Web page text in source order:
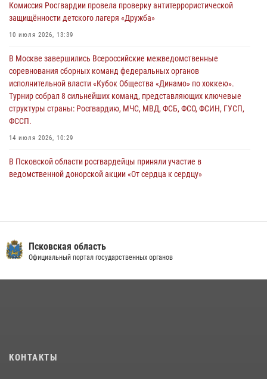
улицу Труда
Всероссийского конкурса профессионального мастерства среди
сотрудников вневедомственной охраны Росгвардии, Псковские
Росгвардейцы одержали победу
30 июля 2026, 05:10
Комиссия Росгвардии провела проверку антитеррористической
защищённости детского лагеря «Дружба»
10 июля 2026, 13:39
В Москве завершились Всероссийские межведомственные
соревнования сборных команд федеральных органов
исполнительной власти «Кубок Общества «Динамо» по хоккею».
Турнир собрал 8 сильнейших команд, представляющих ключевые
структуры страны: Росгвардию, МЧС, МВД, ФСБ, ФСО, ФСИН, ГУСП,
ФССП.
14 июля 2026, 10:29
В Псковской области росгвардейцы приняли участие в
ведомственной донорской акции «От сердца к сердцу»
24 июля 2026, 13:59 1
рабочее совещание
Росгвардейцы одержали победу
Псковская область
Официальный портал государственных органов
КОНТАКТЫ